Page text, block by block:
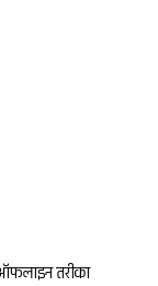
तरीका